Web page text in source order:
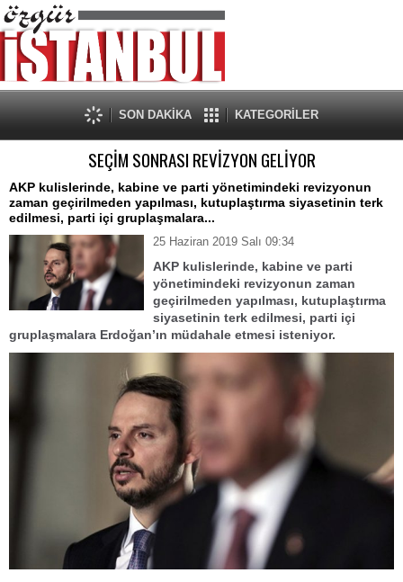
SON DAKİKA KATEGORİLER
SEÇİM SONRASI REVİZYON GELİYOR
AKP kulislerinde, kabine ve parti yönetimindeki revizyonun
zaman geçirilmeden yapılması, kutuplaştırma siyasetinin terk
edilmesi, parti içi gruplaşmalara...
25 Haziran 2019 Salı 09:34
AKP kulislerinde, kabine ve parti
yönetimindeki revizyonun zaman
geçirilmeden yapılması, kutuplaştırma
siyasetinin terk edilmesi, parti içi
gruplaşmalara Erdoğan’ın müdahale etmesi isteniyor.